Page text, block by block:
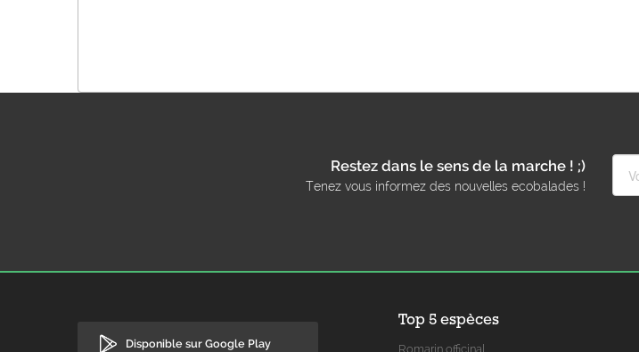
Restez dans le sens de la marche ! ;)
Tenez vous informez des nouvelles ecobalades !
Disponible sur Google Play
Top 5 espèces
Romarin officinal